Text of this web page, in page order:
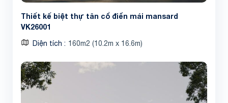
Thiết kế biệt thự tân cổ điển mái mansard
VK26001
Diện tích 160m2 (10.2m x 16.6m)